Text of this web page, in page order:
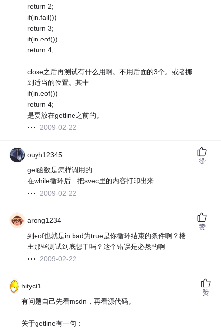
return 2;
if(in.fail())
return 3;
if(in.eof())
return 4;
close之后再测试有什么用啊。不用后面的3个。或者挪
到适当的位置。其中
if(in.eof())
return 4;
是要放在getline之前的。
2009-02-22
ouyh12345
get函数是怎样调用的
在while循环后，把svec里的内容打印出来
2009-02-22
赞
arong1234
到eof也就是in.bad为true是你循环结束的条件啊？楼
主那些测试到底想干吗？这个错误是必然的啊
2009-02-22
赞
hityct1
有问题自己先看msdn，再看源代码。
关于getline有一句：
赞